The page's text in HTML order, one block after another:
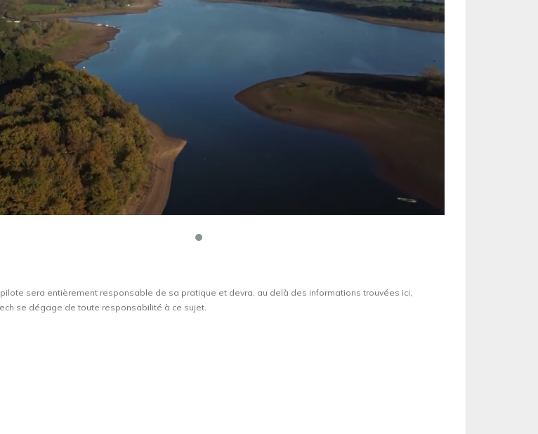
sera entièrement responsable de sa pratique et devra, au delà des informations trouvées ici,
se dégage de toute responsabilité à ce sujet.